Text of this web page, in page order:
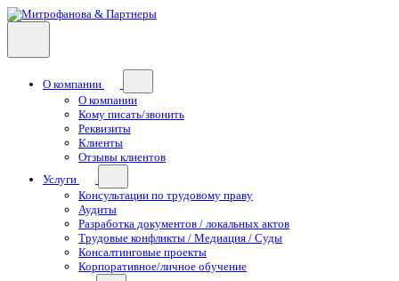
О компании
О компании
Кому писать/звонить
Реквизиты
Клиенты
Отзывы клиентов
Услуги
Консультации по трудовому праву
Аудиты
Разработка документов / локальных актов
Трудовые конфликты / Медиация / Суды
Консалтинговые проекты
Корпоративное/личное обучение